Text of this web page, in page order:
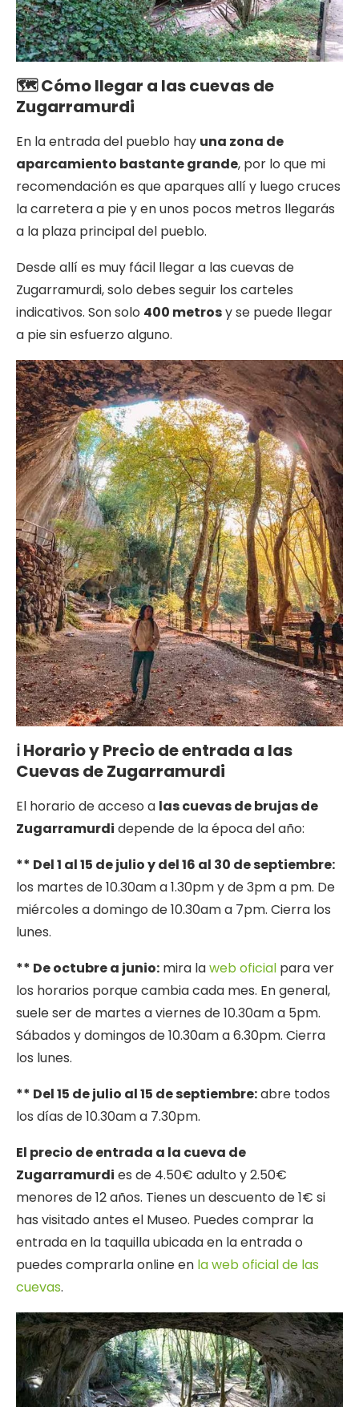
🗺 Cómo llegar a las cuevas de
Zugarramurdi
En la entrada del pueblo hay una zona de
aparcamiento bastante grande, por lo que mi
recomendación es que aparques allí y luego cruces
la carretera a pie y en unos pocos metros llegarás
a la plaza principal del pueblo.
Desde allí es muy fácil llegar a las cuevas de
Zugarramurdi, solo debes seguir los carteles
indicativos. Son solo 400 metrosy se puede llegar
a pie sin esfuerzo alguno.
ℹ️ Horario y Precio de entrada a las
Cuevas de Zugarramurdi
El horario de acceso a las cuevas de brujas de
Zugarramurdi depende de la época del año:
** Del 1 al 15 de julio y del 16 al 30 de septiembre:
los martes de 10.30am a 1.30pm y de 3pm a pm. De
miércoles a domingo de 10.30am a 7pm. Cierra los
lunes.
** De octubre a junio: mira laweb oficial para ver
los horarios porque cambia cada mes. En general,
suele ser de martes a viernes de 10.30am a 5pm.
Sábados y domingos de 10.30am a 6.30pm. Cierra
los lunes.
** Del 15 de julio al 15 de septiembre:abre todos
los días de 10.30am a 7.30pm.
El precio de entrada a la cueva de
Zugarramurdi es de 4.50€ adulto y 2.50€
menores de 12 años. Tienes un descuento de 1€ si
has visitado antes el Museo. Puedes comprar la
entrada en la taquilla ubicada en la entrada o
puedes comprarla online en la web oficial de las
cuevas.